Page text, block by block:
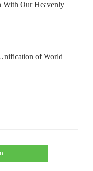
With Our Heavenly
of World